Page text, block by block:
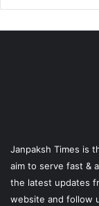
Janpaksh Times is
aim to serve fast &
the latest updates
website and follow